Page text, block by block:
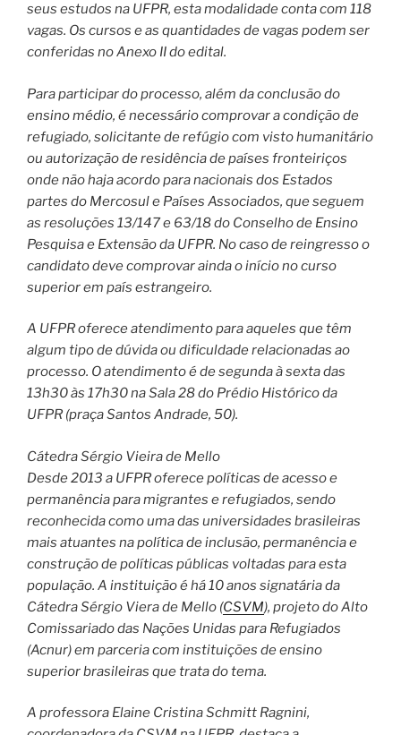
seus estudos na UFPR, esta modalidade conta com 118
vagas. Os cursos e as quantidades de vagas podem ser
conferidas no Anexo II do edital.
Para participar do processo, além da conclusão do
ensino médio, é necessário comprovar a condição de
refugiado, solicitante de refúgio com visto humanitário
ou autorização de residência de países fronteiriços
onde não haja acordo para nacionais dos Estados
partes do Mercosul e Países Associados, que seguem
as resoluções 13/147 e 63/18 do Conselho de Ensino
Pesquisa e Extensão da UFPR. No caso de reingresso o
candidato deve comprovar ainda o início no curso
superior em país estrangeiro.
A UFPR oferece atendimento para aqueles que têm
algum tipo de dúvida ou dificuldade relacionadas ao
processo. O atendimento é de segunda à sexta das
13h30 às 17h30 na Sala 28 do Prédio Histórico da
UFPR (praça Santos Andrade, 50).
Cátedra Sérgio Vieira de Mello
Desde 2013 a UFPR oferece políticas de acesso e
permanência para migrantes e refugiados, sendo
reconhecida como uma das universidades brasileiras
mais atuantes na política de inclusão, permanência e
construção de políticas públicas voltadas para esta
população. A instituição é há 10 anos signatária da
Cátedra Sérgio Viera de Mello (CSVM), projeto do Alto
Comissariado das Nações Unidas para Refugiados
(Acnur) em parceria com instituições de ensino
superior brasileiras que trata do tema.
A professora Elaine Cristina Schmitt Ragnini,